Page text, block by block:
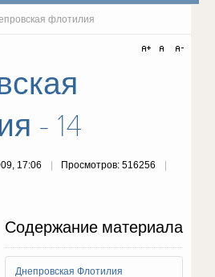
флотилия
- 14
17:06 Просмотров: 516256
Содержание материала
Днепровская Флотилия